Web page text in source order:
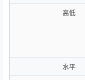
高低
水平